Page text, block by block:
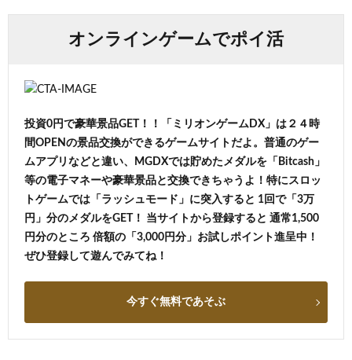
オンラインゲームでポイ活
投資0円で豪華景品GET！！「ミリオンゲームDX」は２４時
間OPENの景品交換ができるゲームサイトだよ。普通のゲー
ムアプリなどと違い、MGDXでは貯めたメダルを「Bitcash」
等の電子マネーや豪華景品と交換できちゃうよ！特にスロッ
トゲームでは「ラッシュモード」に突入すると 1回で「3万
円」分のメダルをGET！ 当サイトから登録すると 通常1,500
円分のところ 倍額の「3,000円分」お試しポイント進呈中！
ぜひ登録して遊んでみてね！
今すぐ無料であそぶ